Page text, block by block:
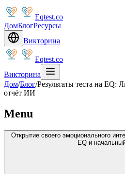
Eqtest.co
ДомБлогРесурсы
Викторина
Eqtest.co
Викторина
Дом/Блог/Результаты теста на EQ:
отчёт ИИ
Menu
Открытие своего эмоционального
EQ и